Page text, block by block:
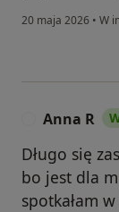
20 maja 2026 • W
Anna R
Długo się
bo jest dla
spotkałam